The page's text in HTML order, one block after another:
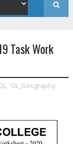
Task Work
, OL_Geography,